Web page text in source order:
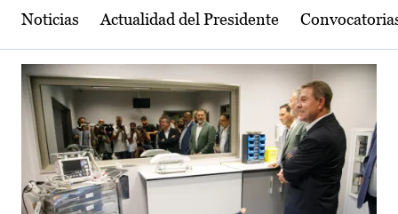
Noticias Actualidad del Presidente